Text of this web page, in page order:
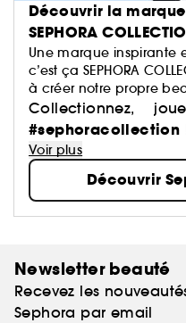
Découvrir la marque
SEPHORA
Une marque inspirante
c’est ça SEPHORA
à créer notre propre
a justement imaginé
maquillage aux soins,
bain aux compléments
mission de
Collectionnez,
#sephoracollection
Voir plus
Découvrir
Newsletter beauté
Recevez les
Sephora par email